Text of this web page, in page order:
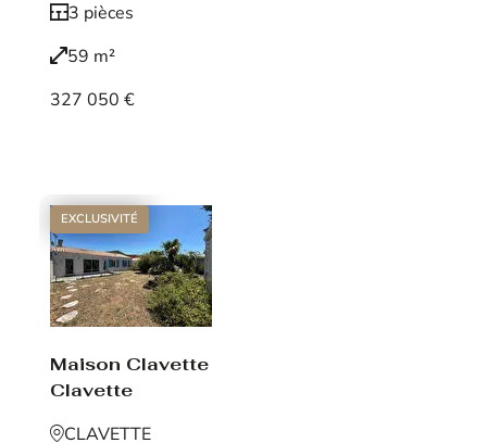
3 pièces
59 m²
327 050 €
EXCLUSIVITÉ
Maison Clavette
Clavette
CLAVETTE